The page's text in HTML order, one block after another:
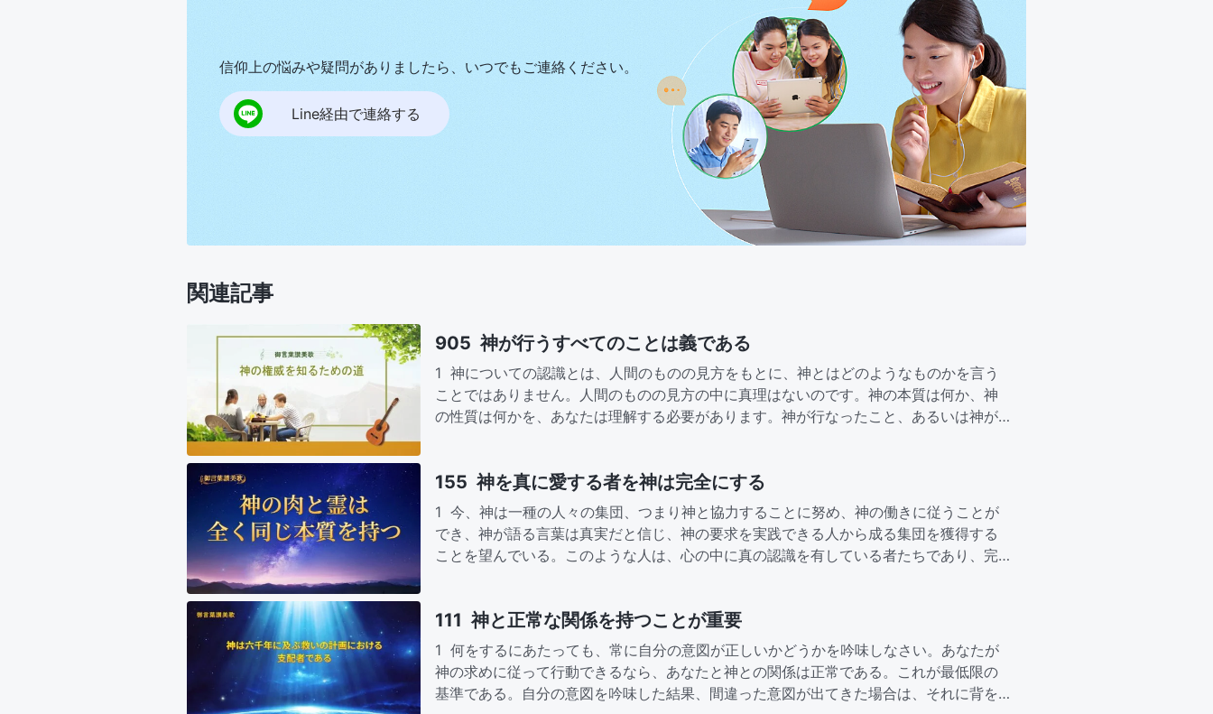
信仰上の悩みや疑問がありましたら、いつでもご連絡ください。
Line経由で連絡する
関連記事
905 神が行うすべてのことは義である
1 神についての認識とは、人間のものの見方をもとに、神とはどのようなものかを言う
ことではありません。人間のものの見方の中に真理はないのです。神の本質は何か、神
の性質は何かを、あなたは理解する必要があります。神が行なったこと、あるいは神が
155 神を真に愛する者を神は完全にする
1 今、神は一種の人々の集団、つまり神と協力することに努め、神の働きに従うことが
でき、神が語る言葉は真実だと信じ、神の要求を実践できる人から成る集団を獲得する
ことを望んでいる。このような人は、心の中に真の認識を有している者たちであり、完
111 神と正常な関係を持つことが重要
1 何をするにあたっても、常に自分の意図が正しいかどうかを吟味しなさい。あなたが
神の求めに従って行動できるなら、あなたと神との関係は正常である。これが最低限の
基準である。自分の意図を吟味した結果、間違った意図が出てきた場合は、それに背を